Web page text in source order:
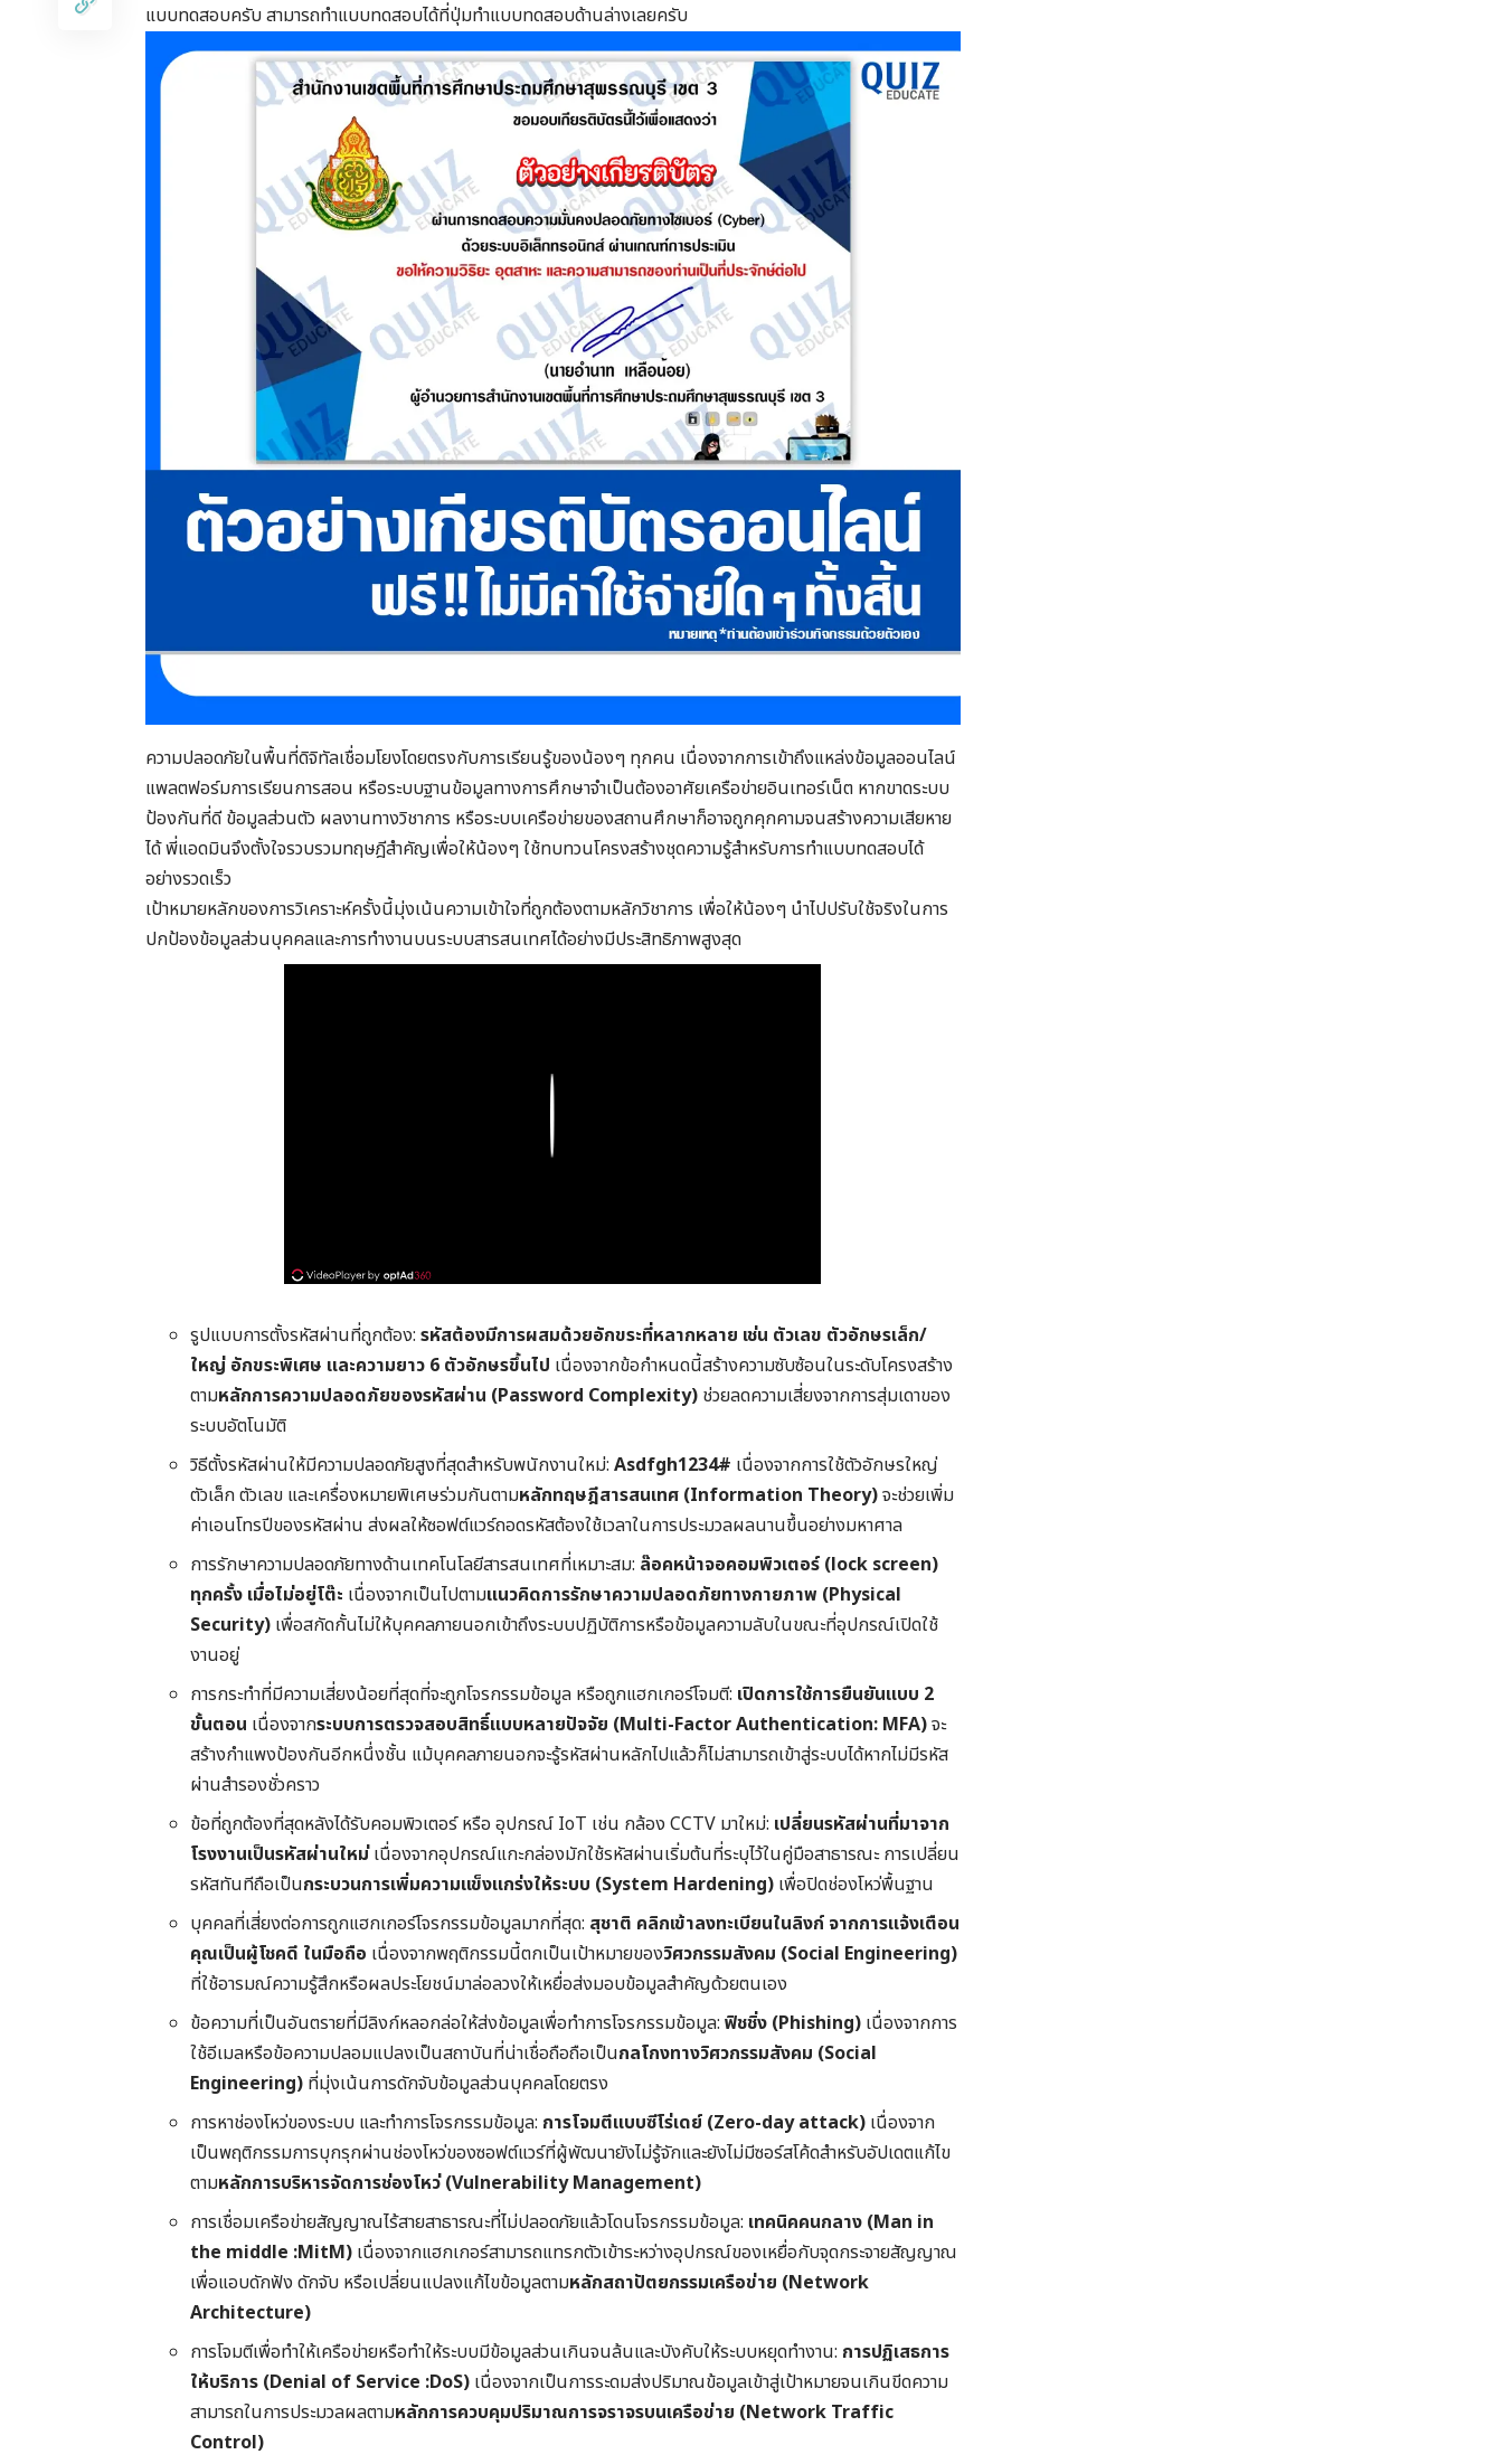
แบบทดสอบครับ สามารถทำแบบทดสอบได้ที่ปุ่มทำแบบทดสอบด้านล่างเลยครับ
ความปลอดภัยในพื้นที่ดิจิทัลเชื่อมโยงโดยตรงกับการเรียนรู้ของน้องๆ ทุกคน เนื่องจากการเข้าถึงแหล่งข้อมูลออนไลน์
แพลตฟอร์มการเรียนการสอน หรือระบบฐานข้อมูลทางการศึกษาจำเป็นต้องอาศัยเครือข่ายอินเทอร์เน็ต หากขาดระบบ
ป้องกันที่ดี ข้อมูลส่วนตัว ผลงานทางวิชาการ หรือระบบเครือข่ายของสถานศึกษาก็อาจถูกคุกคามจนสร้างความเสียหาย
ได้ พี่แอดมินจึงตั้งใจรวบรวมทฤษฎีสำคัญเพื่อให้น้องๆ ใช้ทบทวนโครงสร้างชุดความรู้สำหรับการทำแบบทดสอบได้
อย่างรวดเร็ว
เป้าหมายหลักของการวิเคราะห์ครั้งนี้มุ่งเน้นความเข้าใจที่ถูกต้องตามหลักวิชาการ เพื่อให้น้องๆ นำไปปรับใช้จริงในการ
ปกป้องข้อมูลส่วนบุคคลและการทำงานบนระบบสารสนเทศได้อย่างมีประสิทธิภาพสูงสุด
รูปแบบการตั้งรหัสผ่านที่ถูกต้อง: รหัสต้องมีการผสมด้วยอักขระที่หลากหลาย เช่น ตัวเลข ตัวอักษรเล็ก/
ใหญ่ อักขระพิเศษ และความยาว 6 ตัวอักษรขึ้นไป เนื่องจากข้อกำหนดนี้สร้างความซับซ้อนในระดับโครงสร้าง
ตามหลักการความปลอดภัยของรหัสผ่าน (Password Complexity) ช่วยลดความเสี่ยงจากการสุ่มเดาของ
ระบบอัตโนมัติ
วิธีตั้งรหัสผ่านให้มีความปลอดภัยสูงที่สุดสำหรับพนักงานใหม่: Asdfgh1234# เนื่องจากการใช้ตัวอักษรใหญ่
ตัวเล็ก ตัวเลข และเครื่องหมายพิเศษร่วมกันตามหลักทฤษฎีสารสนเทศ (Information Theory)จะช่วยเพิ่ม
ค่าเอนโทรปีของรหัสผ่าน ส่งผลให้ซอฟต์แวร์ถอดรหัสต้องใช้เวลาในการประมวลผลนานขึ้นอย่างมหาศาล
การรักษาความปลอดภัยทางด้านเทคโนโลยีสารสนเทศที่เหมาะสม: ล๊อคหน้าจอคอมพิวเตอร์ (lock screen)
ทุกครั้ง เมื่อไม่อยู่โต๊ะ เนื่องจากเป็นไปตามแนวคิดการรักษาความปลอดภัยทางกายภาพ (Physical
Security) เพื่อสกัดกั้นไม่ให้บุคคลภายนอกเข้าถึงระบบปฏิบัติการหรือข้อมูลความลับในขณะที่อุปกรณ์เปิดใช้
งานอยู่
การกระทำที่มีความเสี่ยงน้อยที่สุดที่จะถูกโจรกรรมข้อมูล หรือถูกแฮกเกอร์โจมตี: เปิดการใช้การยืนยันแบบ 2
ขั้นตอน เนื่องจากระบบการตรวจสอบสิทธิ์แบบหลายปัจจัย (Multi-Factor Authentication: MFA)จะ
สร้างกำแพงป้องกันอีกหนึ่งชั้น แม้บุคคลภายนอกจะรู้รหัสผ่านหลักไปแล้วก็ไม่สามารถเข้าสู่ระบบได้หากไม่มีรหัส
ผ่านสำรองชั่วคราว
ข้อที่ถูกต้องที่สุดหลังได้รับคอมพิวเตอร์ หรือ อุปกรณ์ IoT เช่น กล้อง CCTV มาใหม่: เปลี่ยนรหัสผ่านที่มาจาก
โรงงานเป็นรหัสผ่านใหม่เนื่องจากอุปกรณ์แกะกล่องมักใช้รหัสผ่านเริ่มต้นที่ระบุไว้ในคู่มือสาธารณะ การเปลี่ยน
รหัสทันทีถือเป็นกระบวนการเพิ่มความแข็งแกร่งให้ระบบ (System Hardening) เพื่อปิดช่องโหว่พื้นฐาน
บุคคลที่เสี่ยงต่อการถูกแฮกเกอร์โจรกรรมข้อมูลมากที่สุด: สุชาติ คลิกเข้าลงทะเบียนในลิงก์ จากการแจ้งเตือน
คุณเป็นผู้โชคดี ในมือถือ เนื่องจากพฤติกรรมนี้ตกเป็นเป้าหมายของวิศวกรรมสังคม (Social Engineering)
ที่ใช้อารมณ์ความรู้สึกหรือผลประโยชน์มาล่อลวงให้เหยื่อส่งมอบข้อมูลสำคัญด้วยตนเอง
ข้อความที่เป็นอันตรายที่มีลิงก์หลอกล่อให้ส่งข้อมูลเพื่อทำการโจรกรรมข้อมูล: ฟิชชิ่ง (Phishing) เนื่องจากการ
ใช้อีเมลหรือข้อความปลอมแปลงเป็นสถาบันที่น่าเชื่อถือถือเป็นกลโกงทางวิศวกรรมสังคม (Social
Engineering) ที่มุ่งเน้นการดักจับข้อมูลส่วนบุคคลโดยตรง
การหาช่องโหว่ของระบบ และทำการโจรกรรมข้อมูล: การโจมตีแบบซีโร่เดย์ (Zero-day attack) เนื่องจาก
เป็นพฤติกรรมการบุกรุกผ่านช่องโหว่ของซอฟต์แวร์ที่ผู้พัฒนายังไม่รู้จักและยังไม่มีซอร์สโค้ดสำหรับอัปเดตแก้ไข
ตามหลักการบริหารจัดการช่องโหว่ (Vulnerability Management)
การเชื่อมเครือข่ายสัญญาณไร้สายสาธารณะที่ไม่ปลอดภัยแล้วโดนโจรกรรมข้อมูล: เทคนิคคนกลาง (Man in
the middle :MitM) เนื่องจากแฮกเกอร์สามารถแทรกตัวเข้าระหว่างอุปกรณ์ของเหยื่อกับจุดกระจายสัญญาณ
เพื่อแอบดักฟัง ดักจับ หรือเปลี่ยนแปลงแก้ไขข้อมูลตามหลักสถาปัตยกรรมเครือข่าย (Network
Architecture)
การโจมตีเพื่อทำให้เครือข่ายหรือทำให้ระบบมีข้อมูลส่วนเกินจนล้นและบังคับให้ระบบหยุดทำงาน: การปฏิเสธการ
ให้บริการ (Denial of Service :DoS) เนื่องจากเป็นการระดมส่งปริมาณข้อมูลเข้าสู่เป้าหมายจนเกินขีดความ
สามารถในการประมวลผลตามหลักการควบคุมปริมาณการจราจรบนเครือข่าย (Network Traffic
Control)